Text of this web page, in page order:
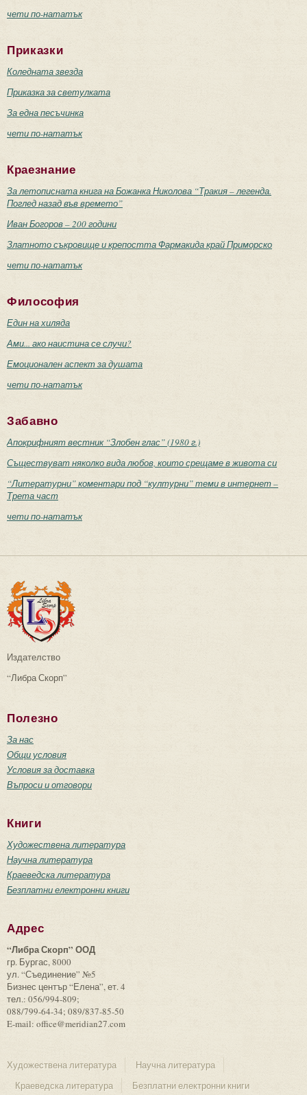
чети по-нататък
Приказки
Коледната звезда
Приказка за светулката
За една песъчинка
чети по-нататък
Краезнание
За летописната книга на Божанка Николова “Тракия – легенда.
Поглед назад във времето”
Иван Богоров – 200 години
Златното съкровище и крепостта Фармакида край Приморско
чети по-нататък
Философия
Един на хиляда
Ами... ако наистина се случи?
Емоционален аспект за душата
чети по-нататък
Забавно
Апокрифният вестник “Злобен глас” (1980 г.)
Съществуват няколко вида любов, които срещаме в живота си
“Литературни” коментари под “културни” теми в интернет –
Трета част
чети по-нататък
Издателство
“Либра Скорп”
Полезно
За нас
Общи условия
Условия за доставка
Въпроси и отговори
Книги
Художествена литература
Научна литература
Краеведска литература
Безплатни електронни книги
Адрес
“Либра Скорп” ООД
гр. Бургас, 8000
ул. “Съединение” №5
Бизнес център “Елена”, ет. 4
тел.: 056/994-809;
088/799-64-34; 089/837-85-50
E-mail: office@meridian27.com
Художествена литература
Научна литература
Краеведска литература
Безплатни електронни книги